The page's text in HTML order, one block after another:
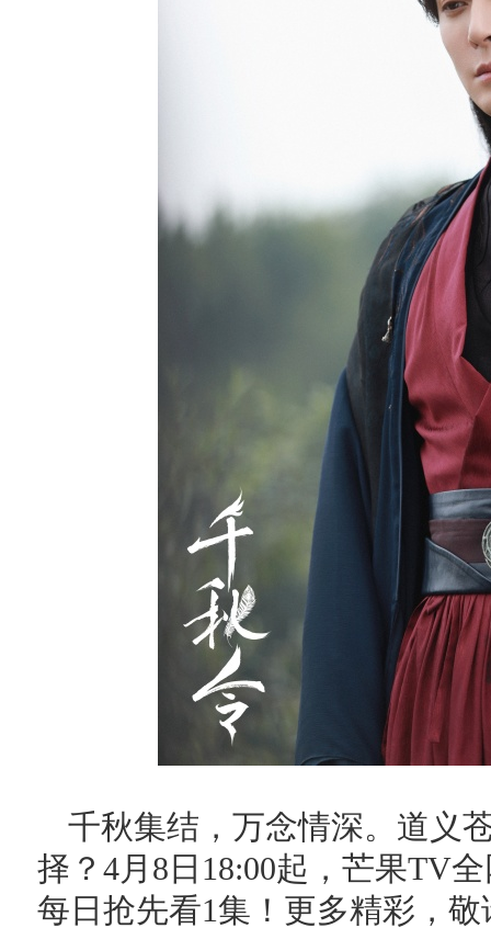
千秋集结，万念情深。道义
择？4月8日18:00起，芒果TV
每日抢先看1集！更多精彩，